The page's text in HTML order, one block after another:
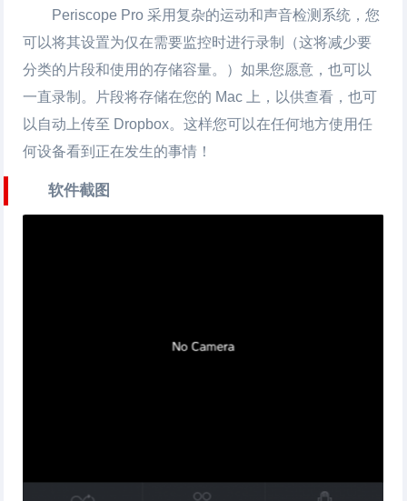
Periscope Pro 采用复杂的运动和声音检测系统，您
可以将其设置为仅在需要监控时进行录制（这将减少要
分类的片段和使用的存储容量。）如果您愿意，也可以
一直录制。片段将存储在您的 Mac 上，以供查看，也可
以自动上传至 Dropbox。这样您可以在任何地方使用任
何设备看到正在发生的事情！
软件截图